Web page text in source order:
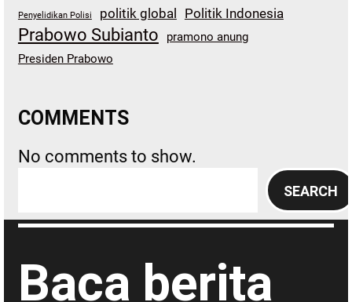
Penyelidikan Polisi politik global Politik Indonesia
Prabowo Subianto
pramono anung
Presiden Prabowo
COMMENTS
No comments to show.
a
c
SEARCH
Baca berita